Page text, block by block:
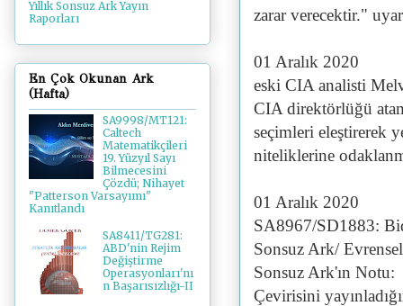
zarar verecektir."
01 Aralık 2020
eski CIA analisti
CIA direktörlüğü
seçimleri eleştirerek
niteliklerine
01 Aralık 2020
SA8967/SD1883:
Sonsuz Ark/
Sonsuz Ark'ın Notu:
Çevirisini
Yıllık Sonsuz Ark Yayın
Raporları
En Çok Okunan Ark
(Hafta)
SA9998/MT121:
Caltech
Matematikçileri
19. Yüzyıl Sayı
Bilmecesini
Çözdü; Nihayet
"Patterson Varsayımı"
Kanıtlandı
SA8411/TG281:
ABD'nin Rejim
Değiştirme
Operasyonları'nı
n Başarısızlığı-II